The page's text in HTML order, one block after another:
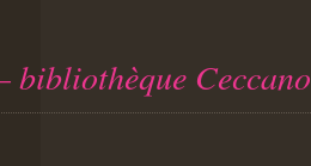
bibliothèque Ceccano